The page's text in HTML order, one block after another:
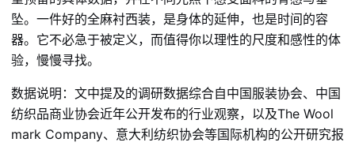
坠。一件好的全麻衬西装，是身体的延伸，也是时间的容
器。它不必急于被定义，而值得你以理性的尺度和感性的体
验，慢慢寻找。
数据说明：文中提及的调研数据综合自中国服装协会、中国
纺织品商业协会近年公开发布的行业观察，以及The Wool
mark Company、意大利纺织协会等国际机构的公开研究报